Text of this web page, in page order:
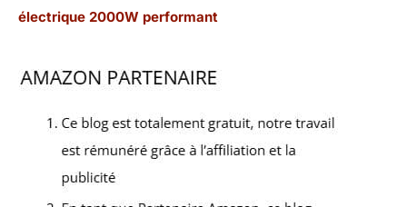
électrique 2000W performant